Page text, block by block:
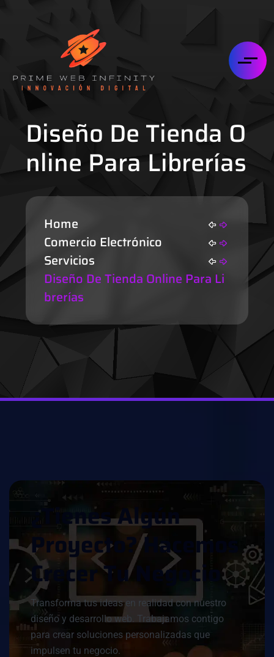
Diseño De Tienda O
Nline Para Librerías
Home
Comercio Electrónico
Servicios
Diseño De Tienda Online Para Li
Brerías
¿ ENESALGÚN
PROYECT O?H AC M
CR E C ERT UN EGO CI
Transforma tus ideas en realidad con nuestro
diseño y desarrollo web. Trabajamos contigo
para crear soluciones personalizadas que
impulsen tu negocio.